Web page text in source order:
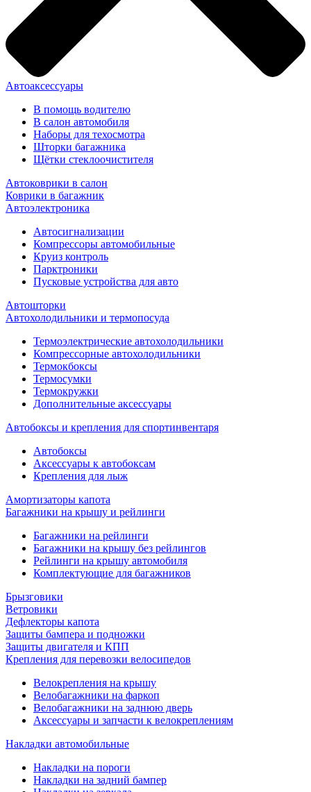
Автоаксессуары
В помощь водителю
В салон автомобиля
Наборы для техосмотра
Шторки багажника
Щётки стеклоочистителя
Автоковрики в салон
Коврики в багажник
Автоэлектроника
Автосигнализации
Компрессоры автомобильные
Круиз контроль
Парктроники
Пусковые устройства для авто
Автошторки
Автохолодильники и термопосуда
Термоэлектрические автохолодильники
Компрессорные автохолодильники
Термокбоксы
Термосумки
Термокружки
Дополнительные аксессуары
Автобоксы и крепления для спортинвентаря
Автобоксы
Аксессуары к автобоксам
Крепления для лыж
Амортизаторы капота
Багажники на крышу и рейлинги
Багажники на рейлинги
Багажники на крышу без рейлингов
Рейлинги на крышу автомобиля
Комплектующие для багажников
Брызговики
Ветровики
Дефлекторы капота
Защиты бампера и подножки
Защиты двигателя и КПП
Крепления для перевозки велосипедов
Велокрепления на крышу
Велобагажники на фаркоп
Велобагажники на заднюю дверь
Аксессуары и запчасти к велокреплениям
Накладки автомобильные
Накладки на пороги
Накладки на задний бампер